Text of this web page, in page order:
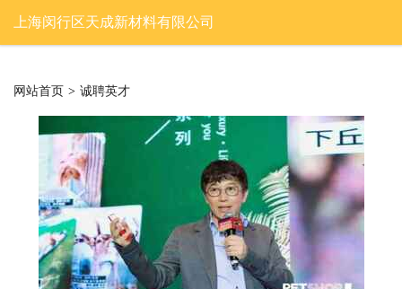
上海闵行区天成新材料有限公司
网站首页 > 诚聘英才